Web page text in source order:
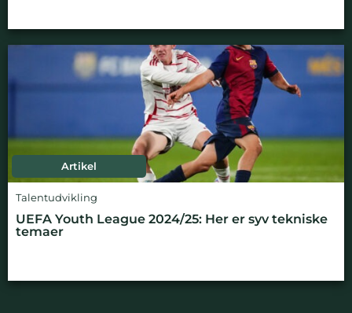
Artikel
Talentudvikling
UEFA Youth League 2024/25: Her er syv tekniske
temaer